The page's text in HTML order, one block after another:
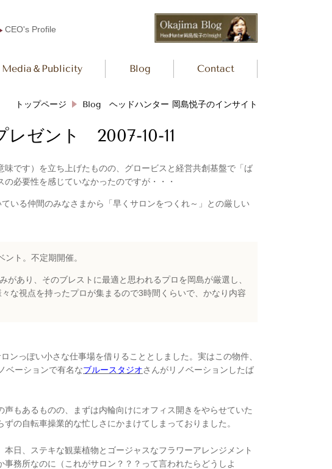
▶︎ CEO's Profile
Media＆Publicity Blog Contact
トップページ Blog ヘッドハンター 岡島悦子のインサイト
レゼント 2007-10-11
です）を立ち上げたものの、グロービスと経営共創基盤で「ば
必要性を感じていなかったのですが・・・
いる仲間のみなさまから「早くサロンをつくれ～」との厳しい
ト。不定期開催。
あり、そのブレストに最適と思われるプロを岡島が厳選し、
な視点を持ったプロが集まるので3時間くらいで、かなり内容
ンっぽい小さな仕事場を借りることとしました。実はこの物件、
ベーションで有名なブルースタジオさんがリノベーションしたば
声もあるものの、まずは内輪向けにオフィス開きをやらせていた
の自転車操業的な忙しさにかまけてしまっておりました。
日、ステキな観葉植物とゴージャスなフラワーアレンジメント
務所なのに（これがサロン？？？って言われたらどうしよ